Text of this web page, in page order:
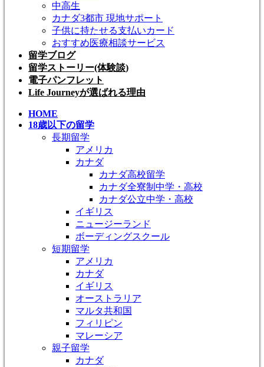
中高生
カナダ3都市 現地サポート
子供に持たせる支払いカード
おすすめ医療相談サービス
留学ブログ
留学ストーリー(体験談)
電子パンフレット
Life Journeyが選ばれる理由
HOME
18歳以下の留学
長期留学
アメリカ
カナダ
カナダ高校留学
カナダ全寮制中学・高校
カナダ公立中学・高校
イギリス
ニュージーランド
ボーディングスクール
短期留学
アメリカ
カナダ
イギリス
オーストラリア
マルタ共和国
フィリピン
マレーシア
親子留学
カナダ